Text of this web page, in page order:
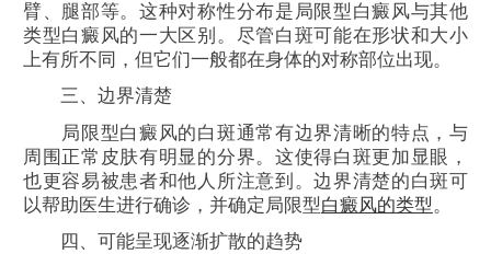
臂、腿部等。这种对称性分布是局限型白癜风与其他
类型白癜风的一大区别。尽管白斑可能在形状和大小
上有所不同，但它们一般都在身体的对称部位出现。
三、边界清楚
局限型白癜风的白斑通常有边界清晰的特点，与
周围正常皮肤有明显的分界。这使得白斑更加显眼，
也更容易被患者和他人所注意到。边界清楚的白斑可
以帮助医生进行确诊，并确定局限型白癜风的类型。
四、可能呈现逐渐扩散的趋势